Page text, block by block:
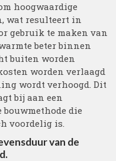
hoogwaardige
wat resulteert in
gebruik te maken van
beter binnen
buiten worden
worden verlaagd
wordt verhoogd. Dit
bij aan een
die
voordelig is.
van de